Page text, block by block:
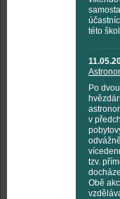
této
Po
v
tzv.
Obě